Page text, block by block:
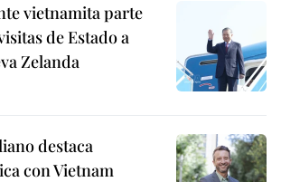
vietnamita parte
de Estado a
Zelanda
destaca
con Vietnam